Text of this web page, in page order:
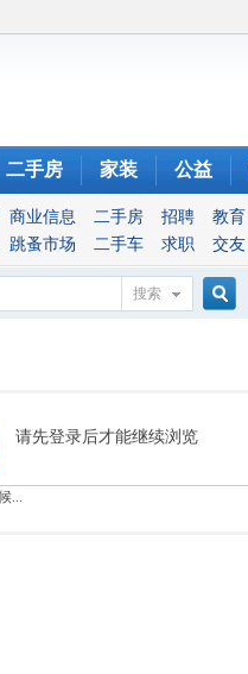
二手房 家装 公益
商业信息 二手房 招聘
教育
跳蚤市场
二手车 求职 交友
搜索
请先登录后才能继续浏览
...